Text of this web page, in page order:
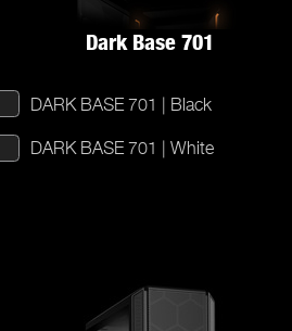
Dark Base 701
DARK BASE 701 | Black
DARK BASE 701 | White